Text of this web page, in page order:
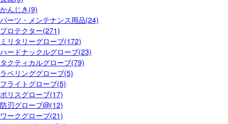
かんじき(9)
パーツ・メンテナンス用品(24)
プロテクター(271)
ミリタリーグローブ(172)
ハードナックルグローブ(23)
タクティカルグローブ(79)
ラペリンググローブ(5)
フライトグローブ(5)
ポリスグローブ(17)
防刃グローブ@(12)
ワークグローブ(21)